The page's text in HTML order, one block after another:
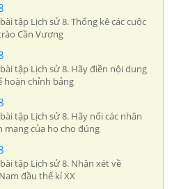
tập Lịch sử 8. Thống kê các cuộc
Cần Vương
tập Lịch sử 8. Hãy điền nội dung
hoàn chỉnh bảng
tập Lịch sử 8. Hãy nối các nhân
mạng của họ cho đúng
tập Lịch sử 8. Nhận xét về
đầu thế kỉ XX